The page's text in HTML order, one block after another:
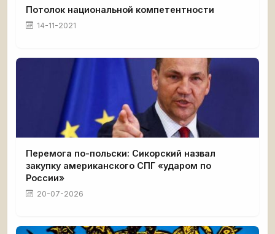
Потолок национальной компетентности
14-11-2021
Перемога по-польски: Сикорский назвал
закупку американского СПГ «ударом по
России»
20-07-2026